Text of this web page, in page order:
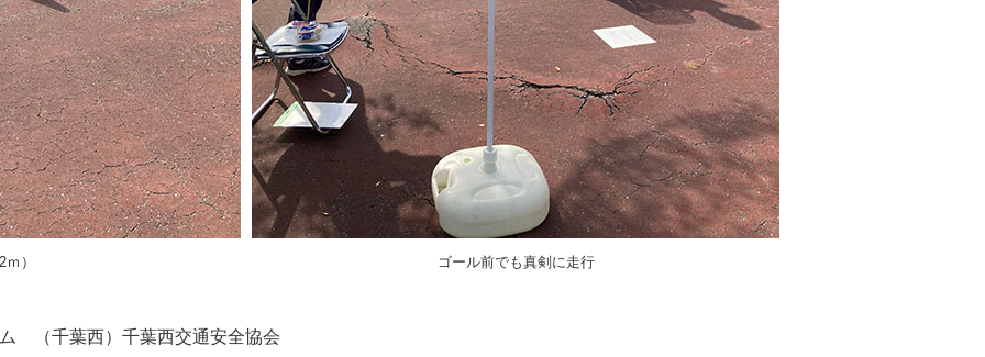
） ゴール前でも真剣に走行
（千葉西）千葉西交通安全協会